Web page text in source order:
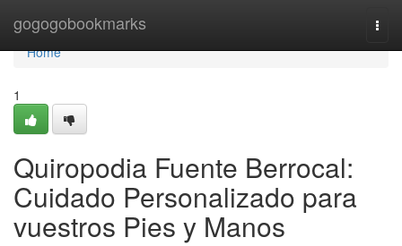
gogogobookmarks
Home
Home
1
Quiropodia Fuente Berrocal:
Cuidado Personalizado para
vuestros Pies y Manos